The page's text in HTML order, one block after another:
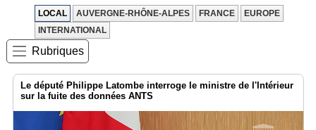
TvLocale
France
Accueil
RUBRIQUES
LOCAL AUVERGNE-RHÔNE-ALPES FRANCE
EUROPE
INTERNATIONAL
Rubriques
Le député Philippe Latombe interroge le ministre de l'Intérieur
sur la fuite des données ANTS